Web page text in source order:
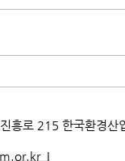
로 215 한국환경산
I